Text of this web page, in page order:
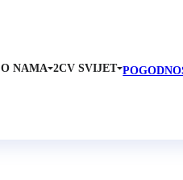
O NAMA 2CV SVIJET